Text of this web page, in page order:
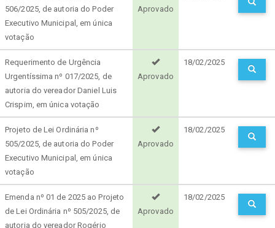
506/2025, de autoria do Poder
Executivo Municipal, em única
votação
Aprovado
Requerimento de Urgência
Urgentíssima nº 017/2025, de
autoria do vereador Daniel Luis
Crispim, em única votação
Aprovado
18/02/2025
Projeto de Lei Ordinária nº
505/2025, de autoria do Poder
Executivo Municipal, em única
votação
Aprovado
18/02/2025
Emenda nº 01 de 2025 ao Projeto
de Lei Ordinária nº 505/2025, de
autoria do vereador Rogério
Aprovado
18/02/2025